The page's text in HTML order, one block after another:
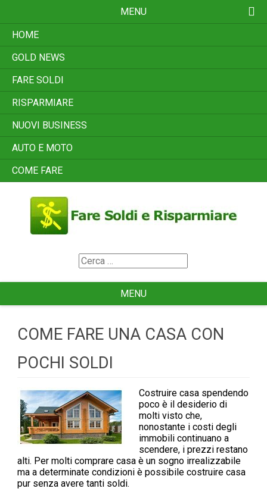
content
MENU
HOME
GOLD NEWS
FARE SOLDI
RISPARMIARE
NUOVI BUSINESS
AUTO E MOTO
COME FARE
Search
for
MENU
COME FARE UNA CASA CON
POCHI SOLDI
Costruire casa spendendo
poco è il desiderio di
molti visto che,
nonostante i costi degli
immobili continuano a
scendere, i prezzi restano
alti. Per molti comprare casa è un sogno irrealizzabile
ma a determinate condizioni è possibile costruire casa
pur senza avere tanti soldi.